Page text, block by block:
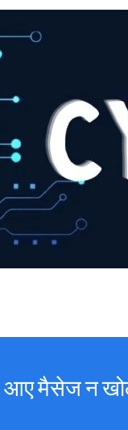
आए मैसेज न